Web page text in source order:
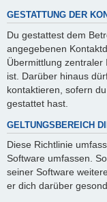
GESTATTUNG DER
Du gestattest dem
angegebenen
Übermittlung
ist. Darüber hinaus
kontaktieren, sofern
gestattet hast.
GELTUNGSBEREICH
Diese Richtlinie
Software umfassen.
seiner Software
er dich darüber